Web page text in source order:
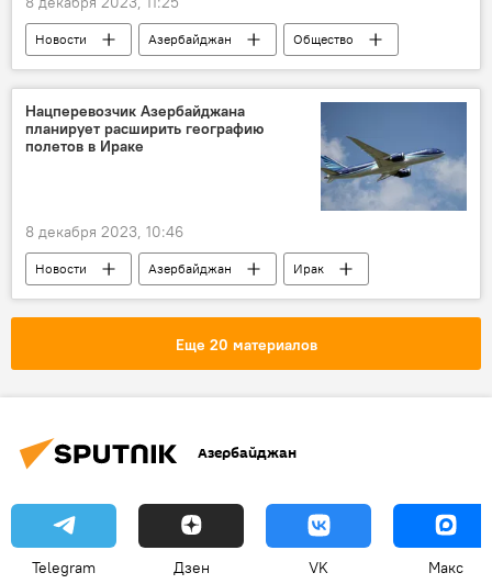
Новости Азербайджан
Общество
МВД
Криминал Ярдымлы
Нацперевозчик Азербайджана
планирует расширить географию
полетов в Ираке
8 декабря 2023, 10:46
Новости Азербайджан
Ирак
Экономика
AZAL
Авиасообщение
Еще 20 материалов
Азербайджан
Telegram Дзен VK Макс